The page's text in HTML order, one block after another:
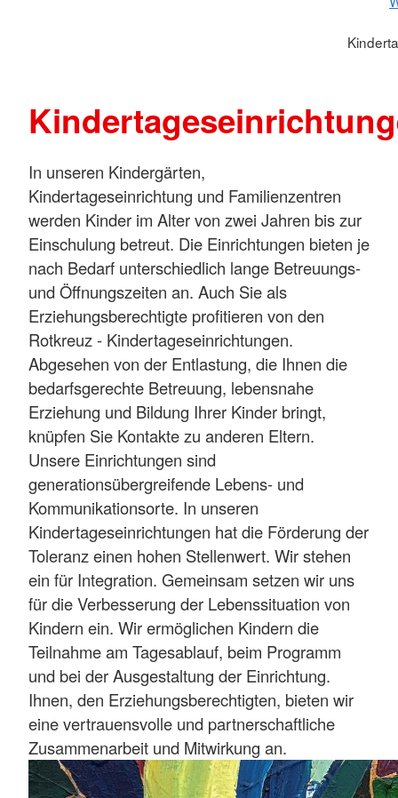
In unseren Kindergärten,
Kindertageseinrichtung und Familienzentren
werden Kinder im Alter von zwei Jahren bis zur
Einschulung betreut. Die Einrichtungen bieten je
nach Bedarf unterschiedlich lange Betreuungs-
und Öffnungszeiten an. Auch Sie als
Erziehungsberechtigte profitieren von den
Rotkreuz - Kindertageseinrichtungen.
Abgesehen von der Entlastung, die Ihnen die
bedarfsgerechte Betreuung, lebensnahe
Erziehung und Bildung Ihrer Kinder bringt,
knüpfen Sie Kontakte zu anderen Eltern.
Unsere Einrichtungen sind
generationsübergreifende Lebens- und
Kommunikationsorte. In unseren
Kindertageseinrichtungen hat die Förderung der
Toleranz einen hohen Stellenwert. Wir stehen
ein für Integration. Gemeinsam setzen wir uns
für die Verbesserung der Lebenssituation von
Kindern ein. Wir ermöglichen Kindern die
Teilnahme am Tagesablauf, beim Programm
und bei der Ausgestaltung der Einrichtung.
Ihnen, den Erziehungsberechtigten, bieten wir
eine vertrauensvolle und partnerschaftliche
Zusammenarbeit und Mitwirkung an.